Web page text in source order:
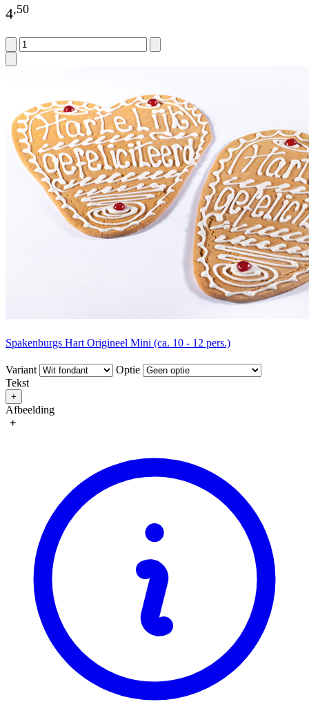
4,50
Spakenburgs Hart Origineel Mini (ca. 10 - 12 pers.)
Variant
Optie
Tekst
+
Afbeelding
+